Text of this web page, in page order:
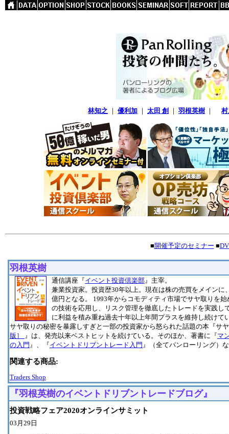
林知之 ｜ 優利加 ｜ 太田 創 ｜ 羽根英樹 ｜
■開催予定のセミナー ■
羽根英樹
通信講座『イベント投資倶楽部』主宰。
兼業投資家。投資歴30年以上。現在は株の売買をメイン
億円となる。 1993年からコモディティ市場でサヤ取りを
の技術を応用し、リスク管理を徹底したトレードを実践
に利益を積み重ね過去十年以上年間プラスを維持し続けて
サヤ取りの秘密を暴露しすぎと一部の投資家から怒られた話題の本『サ
版］ 』は、発売以来ベストヒットを続けている。そのほか、著書に『マ
の入門 』、『イベントドリブントレード入門 』（全てパンローリング）
関連する商品:
Traders Shop
『羽根英樹のイベントドリブントレードブログ』
投資戦略フェア2020オンラインサミット
03月29日